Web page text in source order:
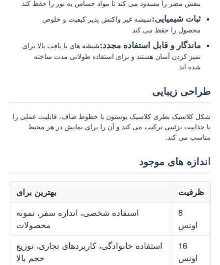
کارخانه تور
کنترل کیفیت
تماس با ما
درخواست نقل قول
بطری لوشن آرایشی
بطری قطره چکان لوازم آرایشی و بهداشتی
بطری رولر آرایشی
بنفش مضر را مسدود می کند تا مواد حساس به نور را حفظ کند
ثبات شیمیایی:شیشه غیر واکنش پذیر کیفیت و خلوص
محصول را حفظ می کند
ماندگار و قابل استفاده مجدد:شیشه های با بافت بالا برای
تمیز کردن آسان هستند و برای استفاده طولانی مدت ساخته
شده اند
طراحی زیبایی
شکل کلاسیک بطری کلاسیک بوستون با خطوط صاف، قابلیت عملی را
با جذابیت تزئینی ترکیب می کند و آن را برای نمایش در هر محیط
مناسب می کند.
اندازه های موجود
ظرفیت
بهترین برای
8
اونس
استفاده شخصی، اندازه سفر، نمونه
محصولات
16
اونس
استفاده خانوادگی، کاربردهای تجاری، توزیع
حجم بالا